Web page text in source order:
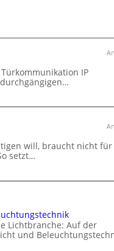
IP
will, braucht nicht für
setzt…
Lichtbranche: Auf der
und